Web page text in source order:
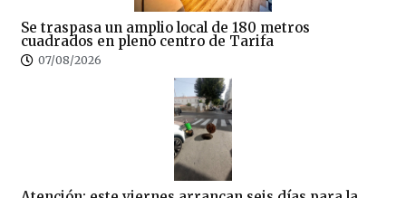
Se traspasa un amplio local de 180 metros
cuadrados en pleno centro de Tarifa
07/08/2026